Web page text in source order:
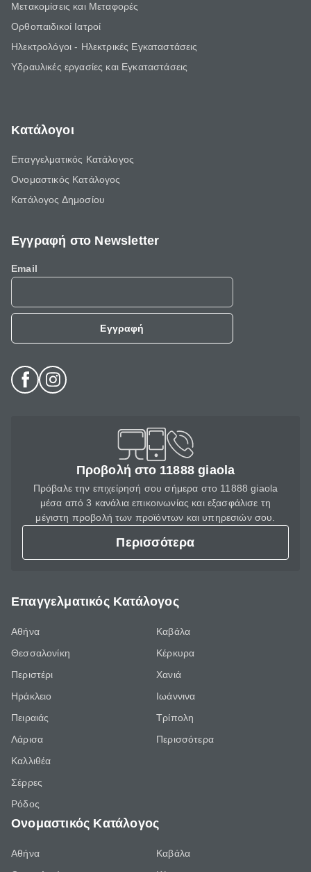
Μετακομίσεις και Μεταφορές
Ορθοπαιδικοί Ιατροί
Ηλεκτρολόγοι - Ηλεκτρικές Εγκαταστάσεις
Υδραυλικές εργασίες και Εγκαταστάσεις
Κατάλογοι
Επαγγελματικός Κατάλογος
Ονομαστικός Κατάλογος
Κατάλογος Δημοσίου
Εγγραφή στο Newsletter
Email
Εγγραφή
Προβολή στο 11888 giaola
Πρόβαλε την επιχείρησή σου σήμερα στο 11888 giaola
μέσα από 3 κανάλια επικοινωνίας και εξασφάλισε τη
μέγιστη προβολή των προϊόντων και υπηρεσιών σου.
Περισσότερα
Επαγγελματικός Κατάλογος
Αθήνα
Θεσσαλονίκη
Περιστέρι
Ηράκλειο
Πειραιάς
Λάρισα
Καλλιθέα
Σέρρες
Ρόδος
Καβάλα
Κέρκυρα
Χανιά
Ιωάννινα
Τρίπολη
Περισσότερα
Ονομαστικός Κατάλογος
Αθήνα
Καβάλα